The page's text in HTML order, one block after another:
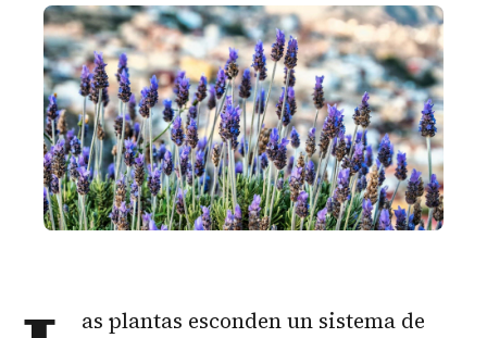
as plantas esconden un sistema de